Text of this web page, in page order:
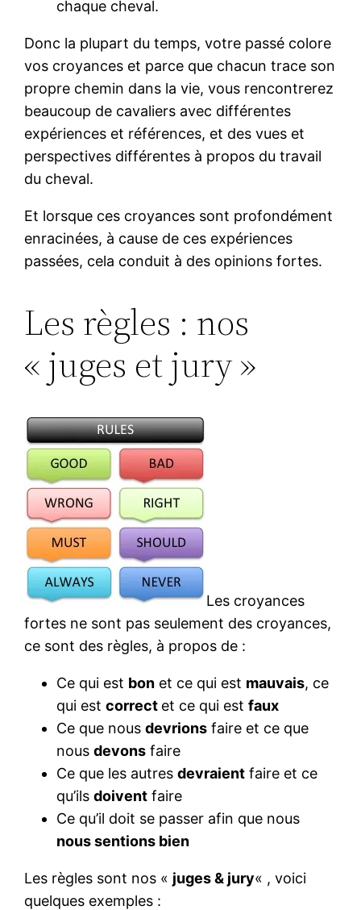
chaque cheval.
Donc la plupart du temps, votre passé colore
vos croyances et parce que chacun trace son
propre chemin dans la vie, vous rencontrerez
beaucoup de cavaliers avec différentes
expériences et références, et des vues et
perspectives différentes à propos du travail
du cheval.
Et lorsque ces croyances sont profondément
enracinées, à cause de ces expériences
passées, cela conduit à des opinions fortes.
Les règles : nos
« juges et jury »
Les croyances
fortes ne sont pas seulement des croyances,
ce sont des règles, à propos de :
Ce qui est bon et ce qui est mauvais, ce
qui estcorrect et ce qui estfaux
Ce que nousdevrions faire et ce que
nousdevons faire
Ce que les autresdevraient faire et ce
qu’ilsdoivent faire
Ce qu’il doit se passer afin que nous
nous sentions bien
Les règles sont nos « juges & jury« , voici
quelques exemples :